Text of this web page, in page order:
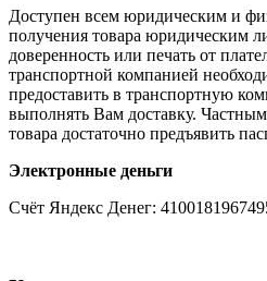
Доступен всем юридическим и
получения товара юридическим
доверенность или печать от
транспортной компанией
предоставить в транспортную
выполнять Вам доставку.
товара достаточно предъявить
Электронные деньги
Счёт Яндекс Денег: